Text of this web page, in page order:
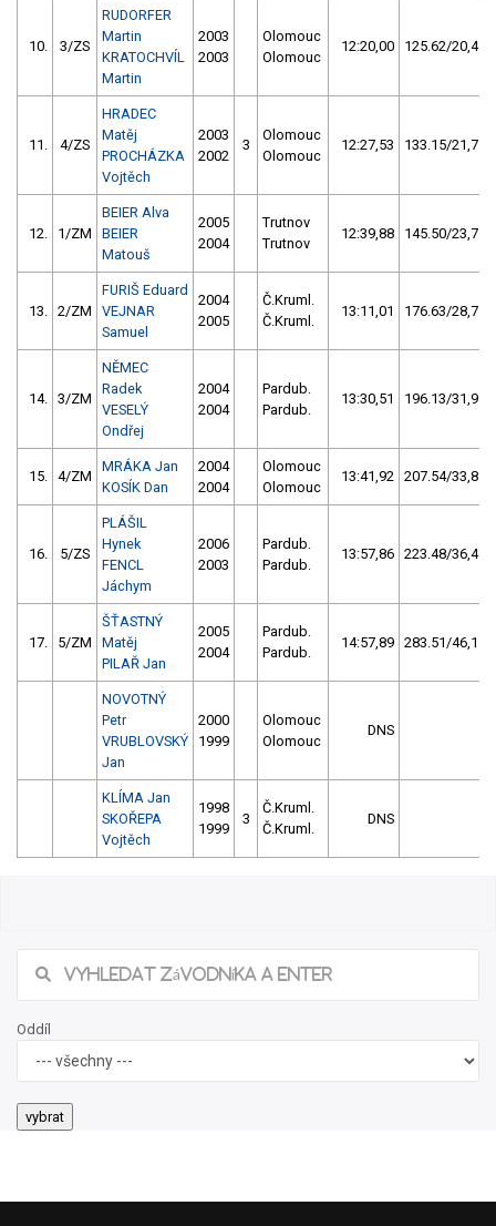
10. 3/ZS
RUDORFER
Martin
KRATOCHVÍL
Martin
2003
2003
Olomouc
Olomouc
12:20,00 125.62/20,4
11. 4/ZS
HRADEC
Matěj
PROCHÁZKA
Vojtěch
2003
2002
3
Olomouc
Olomouc
12:27,53 133.15/21,7
12. 1/ZM
BEIER Alva
BEIER
Matouš
2005
2004
Trutnov
Trutnov
12:39,88 145.50/23,7
13. 2/ZM
FURIŠ Eduard
VEJNAR
Samuel
2004
2005
Č.Kruml.
Č.Kruml.
13:11,01 176.63/28,7
14. 3/ZM
NĚMEC
Radek
VESELÝ
Ondřej
2004
2004
Pardub.
Pardub.
13:30,51 196.13/31,9
15. 4/ZM
MRÁKA Jan
KOSÍK Dan
2004
2004
Olomouc
Olomouc
13:41,92 207.54/33,8
16. 5/ZS
PLÁŠIL
Hynek
FENCL
Jáchym
2006
2003
Pardub.
Pardub.
13:57,86 223.48/36,4
17. 5/ZM
ŠŤASTNÝ
Matěj
PILAŘ Jan
2005
2004
Pardub.
Pardub.
14:57,89 283.51/46,1
NOVOTNÝ
Petr
VRUBLOVSKÝ
Jan
2000
1999
Olomouc
Olomouc
DNS
KLÍMA Jan
SKOŘEPA
Vojtěch
1998
1999
3
Č.Kruml.
Č.Kruml.
DNS
Oddíl